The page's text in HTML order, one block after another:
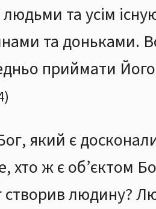
та усім
та доньками.
приймати
)
який є
ж є об’єктом
людину?